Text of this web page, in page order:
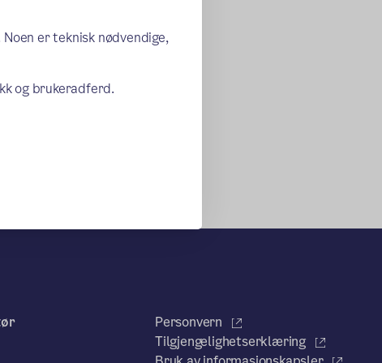
er teknisk nødvendige,
og brukeradferd.
Personvern
Tilgjengelighetserklæring